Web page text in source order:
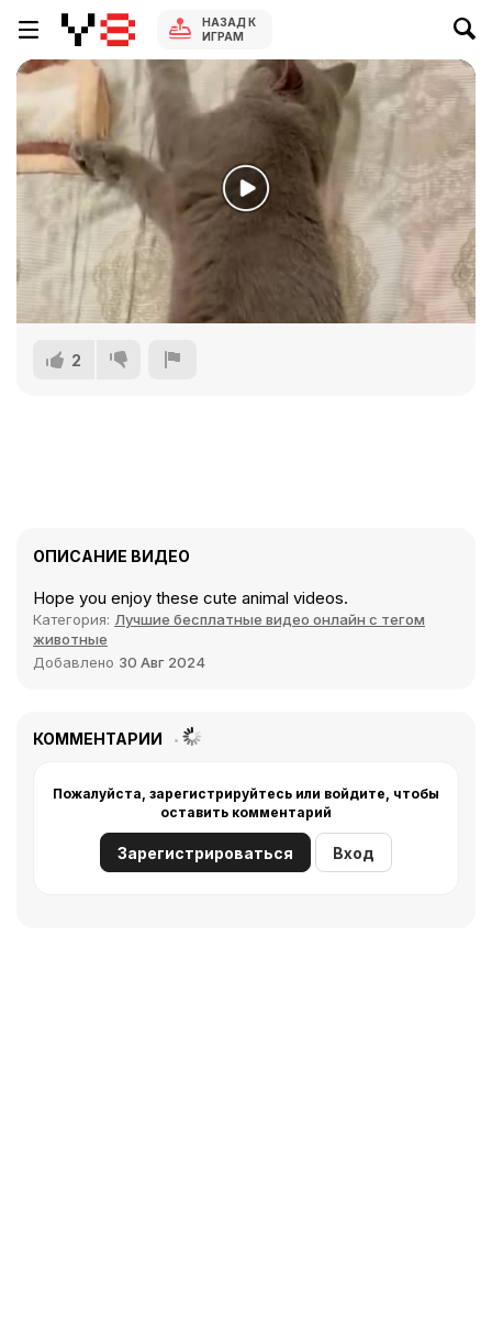
НАЗАД К
ИГРАМ
2
ОПИСАНИЕ ВИДЕО
Hope you enjoy these cute animal videos.
Категория: Лучшие бесплатные видео онлайн с тегом
животные
Добавлено 30 Авг 2024
КОММЕНТАРИИ
Пожалуйста, зарегистрируйтесь или войдите, чтобы
оставить комментарий
Зарегистрироваться Вход